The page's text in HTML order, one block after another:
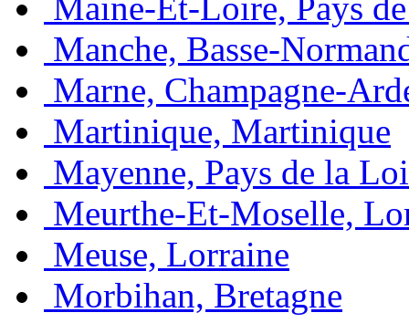
Manche, Basse-
Marne, Champagne-
Martinique, Martinique
Mayenne, Pays de la
Meurthe-Et-Moselle,
Meuse, Lorraine
Morbihan, Bretagne